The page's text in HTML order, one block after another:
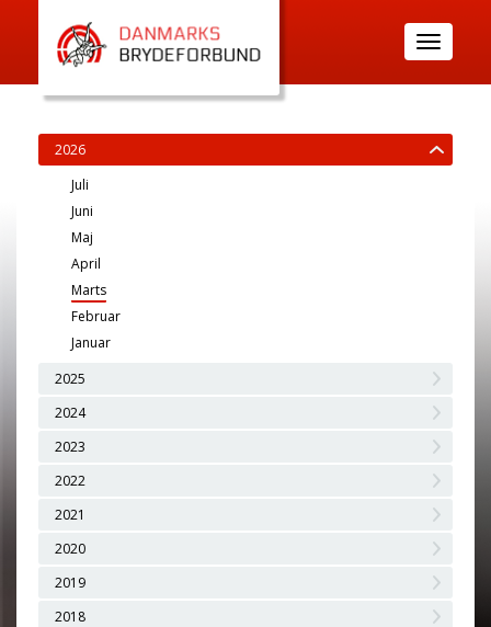
Toggle
navigation
2026
Juli
Juni
Maj
April
Marts
Februar
Januar
2025
2024
2023
2022
2021
2020
2019
2018